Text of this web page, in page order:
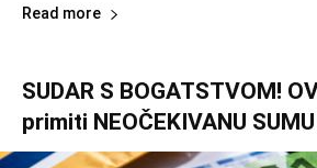
Read more
SUDAR S BOGATSTVOM!
primiti NEOČEKIVANU